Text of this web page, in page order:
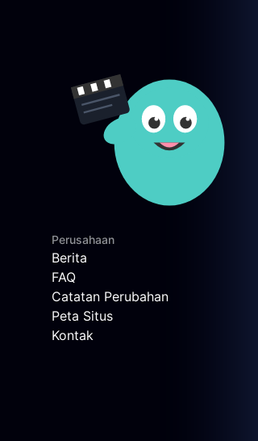
Perusahaan
Berita
FAQ
Catatan Perubahan
Peta Situs
Kontak